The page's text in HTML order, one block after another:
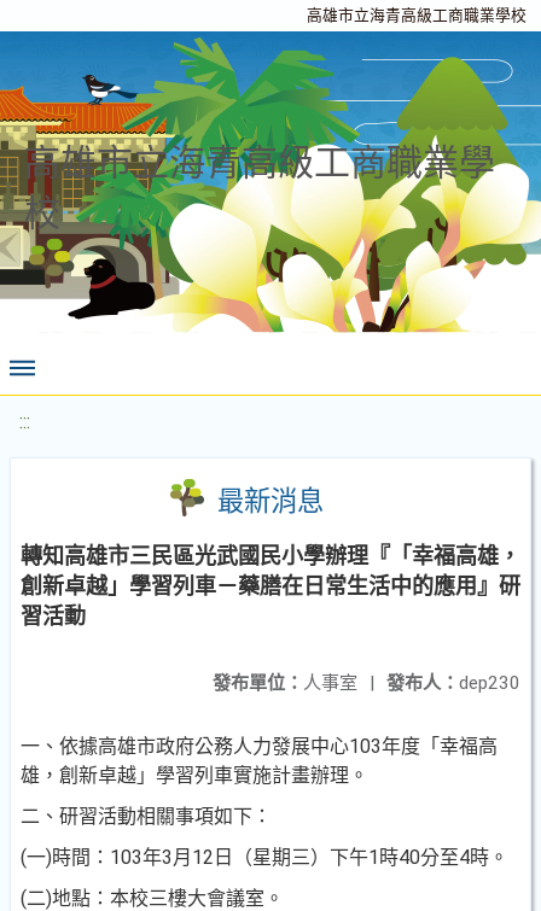
高雄市立海青高級工商職業學校
高雄市立海青高級工商職業學
校
:::
最新消息
轉知高雄市三民區光武國民小學辦理『「幸福高雄，
創新卓越」學習列車－藥膳在日常生活中的應用』研
習活動
發布人： dep230
發布單位： 人事室 |
一、依據高雄市政府公務人力發展中心103年度「幸福高
雄， 創新卓越」學習列車實施計畫辦理。
二、研習活動相關事項如下：
(一)時間：103年3月12日（星期三）下午1時40分至4時。
(二)地點：本校三樓大會議室。